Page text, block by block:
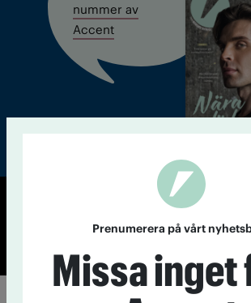
nummer av
Accent
Cookiepolicy
Prenumerera på vårt
Missa inget